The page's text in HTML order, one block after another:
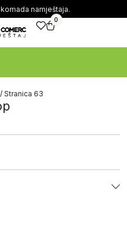
namještaja.
0
/ Stranica 63